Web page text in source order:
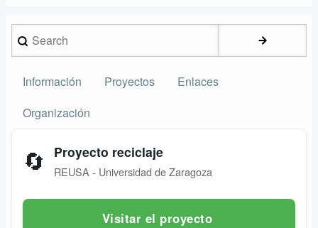
Search
Secundario
Información Proyectos
Enlaces
Organización
🔄 Proyecto reciclaje
REUSA - Universidad de Zaragoza
Visitar el proyecto